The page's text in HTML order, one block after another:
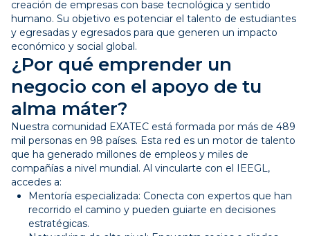
creación de empresas con base tecnológica y sentido
humano. Su objetivo es potenciar el talento de estudiantes
y egresadas y egresados para que generen un impacto
económico y social global.
¿Por qué emprender un
negocio con el apoyo de tu
alma máter?
Nuestra comunidad EXATEC está formada por más de 489
mil personas en 98 países. Esta red es un motor de talento
que ha generado millones de empleos y miles de
compañías a nivel mundial. Al vincularte con el IEEGL,
accedes a:
Mentoría especializada: Conecta con expertos que han
recorrido el camino y pueden guiarte en decisiones
estratégicas.